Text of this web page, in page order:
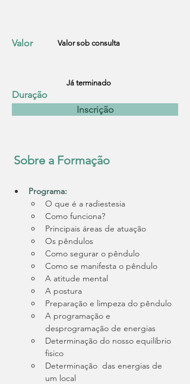
Já terminado
Inscrição
Sobre a Formação
Programa:
O que é a radiestesia
Como funciona?
Principais áreas de atuação
Os pêndulos
Como segurar o pêndulo
Como se manifesta o pêndulo
A atitude mental
A postura
Preparação e limpeza do pêndulo
A programação e
desprogramação de energias
Determinação do nosso equilíbrio
fisico
Determinação  das energias de
um local
Valor sob consulta
Valor
Duração